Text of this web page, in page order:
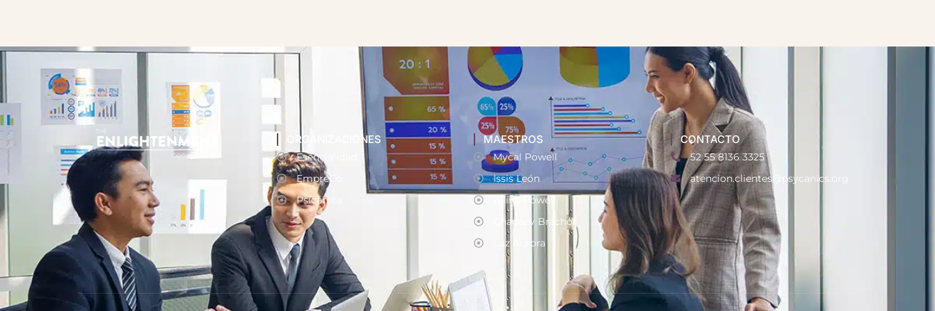
ORGANIZACIONES
Esencialidad
EmpreCo
Psicánica
MAESTROS
Mycal Powell
Issis León
Alline Powell
Chapaev Bracho
Luz Aurora
CONTACTO
52 55 8136 3325
atencion.clientes@psycanics.org